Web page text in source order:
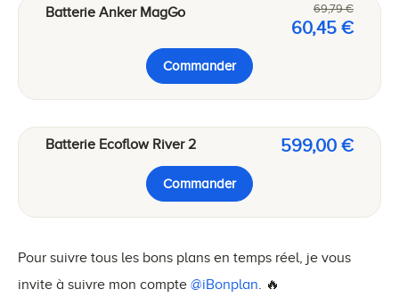
Batterie Anker MagGo 69,79 €
60,45 €
Commander
Batterie Ecoflow River 2 599,00 €
Commander
Pour suivre tous les bons plans en temps réel, je vous
invite à suivre mon compte @iBonplan . 🔥